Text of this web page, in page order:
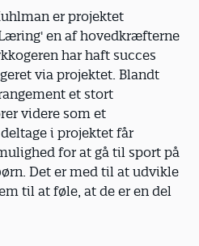
er projektet
en af hovedkræfterne
har haft succes
via projektet. Blandt
et stort
videre som et
i projektet får
for at gå til sport på
Det er med til at udvikle
til at føle, at de er en del